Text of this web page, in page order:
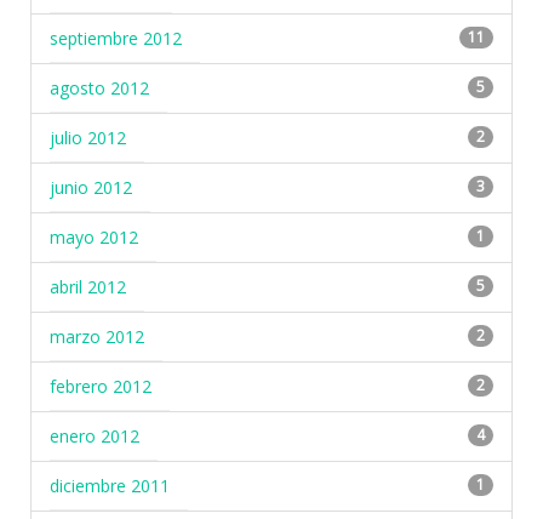
septiembre 2012 11
agosto 2012 5
julio 2012 2
junio 2012 3
mayo 2012 1
abril 2012 5
marzo 2012 2
febrero 2012 2
enero 2012 4
diciembre 2011 1